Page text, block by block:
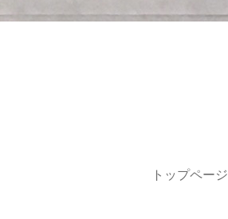
トップページ